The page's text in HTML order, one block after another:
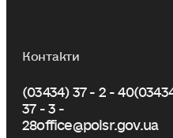
Контакти
(03434) 37 - 2 - 40
37 - 3 -
28office@polsr.gov.ua